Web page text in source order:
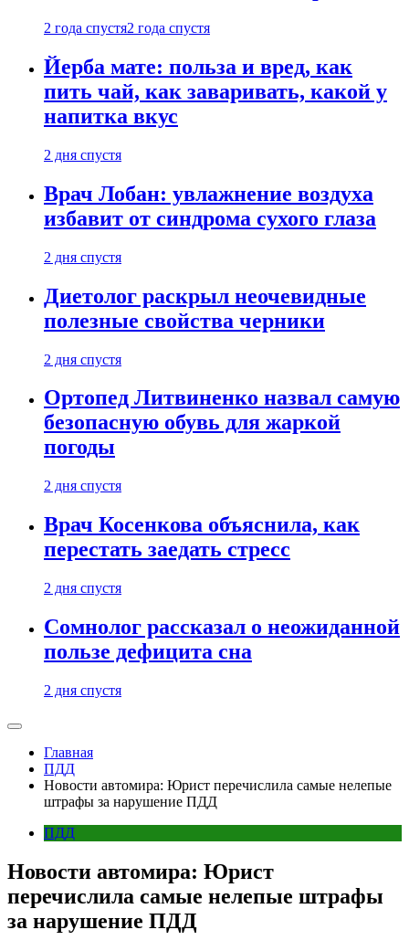
2 года спустя2 года спустя
Йерба мате: польза и вред, как
пить чай, как заваривать, какой у
напитка вкус
2 дня спустя
Врач Лобан: увлажнение воздуха
избавит от синдрома сухого глаза
2 дня спустя
Диетолог раскрыл неочевидные
полезные свойства черники
2 дня спустя
Ортопед Литвиненко назвал самую
безопасную обувь для жаркой
погоды
2 дня спустя
Врач Косенкова объяснила, как
перестать заедать стресс
2 дня спустя
Сомнолог рассказал о неожиданной
пользе дефицита сна
2 дня спустя
Главная
ПДД
Новости автомира: Юрист перечислила самые нелепые
штрафы за нарушение ПДД
ПДД
Новости автомира: Юрист
перечислила самые нелепые штрафы
за нарушение ПДД